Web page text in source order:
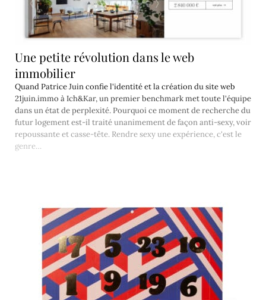
Une petite révolution dans le web
immobilier
Quand Patrice Juin confie l'identité et la création du site web
21juin.immo à Ich&Kar, un premier benchmark met toute l'équipe
dans un état de perplexité. Pourquoi ce moment de recherche du
futur logement est-il traité unanimement de façon anti-sexy, voir
repoussante et casse-tête. Rendre sexy une expérience, c'est le
genre…